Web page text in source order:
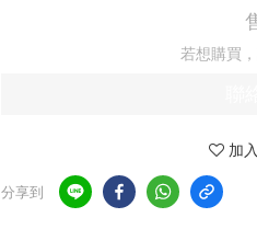
若想購買
加
分享到